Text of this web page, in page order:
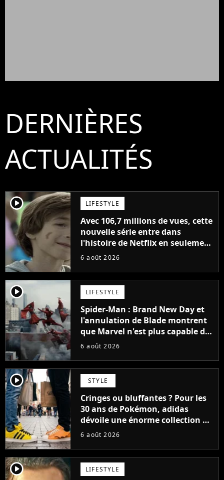
DERNIÈRES
ACTUALITÉS
player2 LIFESTYLE
Avec 106,7 millions de vues, cette
nouvelle série entre dans
l'histoire de Netflix en seulement
48 jours
6 août 2026
player2 LIFESTYLE
Spider-Man : Brand New Day et
l'annulation de Blade montrent
que Marvel n'est plus capable de
faire quoi que ce soit de simple
6 août 2026
player2 STYLE
Cringes ou bluffantes ? Pour les
30 ans de Pokémon, adidas
dévoile une énorme collection de
sneakers et je ne sais pas quoi en
6 août 2026
player2 LIFESTYLE